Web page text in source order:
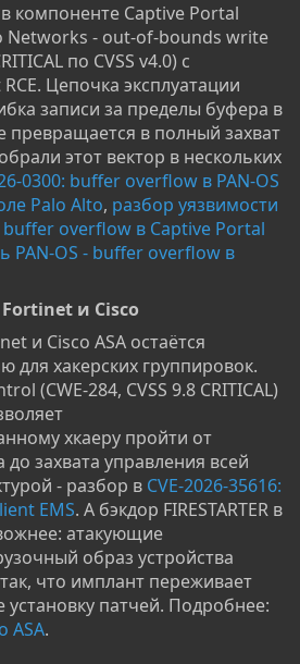
компоненте Captive Portal
Networks - out-of-bounds write
по CVSS v4.0) с
Цепочка эксплуатации
записи за пределы буфера в
в полный захват
этот вектор в нескольких
0300: buffer overflow в PAN-OS
Palo Alto, разбор уязвимости
buffer overflow в Captive Portal
PAN-OS - buffer overflow в
и Cisco​
и Cisco ASA остаётся
для хакерских группировок.
(CWE-284, CVSS 9.8 CRITICAL)
хкаеру пройти от
захвата управления всей
- разбор в CVE-2026-35616:
EMS. А бэкдор FIRESTARTER в
атакующие
образ устройства
что имплант переживает
установку патчей. Подробнее:
ASA.